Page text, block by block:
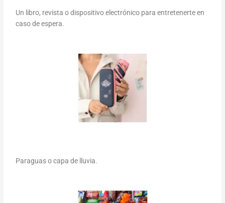
Un libro, revista o dispositivo electrónico para entretenerte en
caso de espera.
Paraguas o capa de lluvia.